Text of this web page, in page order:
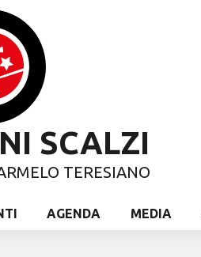
SCALZI
TERESIANO
AGENDA MEDIA